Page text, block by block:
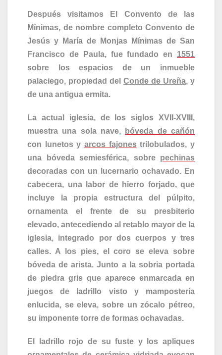
Después visitamos El Convento de las
Mínimas, de nombre completo Convento de
Jesús y María de Monjas Mínimas de San
Francisco de Paula, fue fundado en 1551
sobre los espacios de un inmueble
palaciego, propiedad del Conde de Ureña, y
de una antigua ermita.
La actual iglesia, de los siglos XVII-XVIII,
muestra una sola nave,
bóveda de cañón
con lunetos y arcos fajonestrilobulados, y
una bóveda semiesférica, sobre pechinas
decoradas con un lucernario ochavado. En
cabecera, una labor de hierro forjado, que
incluye la propia estructura del púlpito,
ornamenta el frente de su presbiterio
elevado, antecediendo al retablo mayor de la
iglesia, integrado por dos cuerpos y tres
calles. A los pies, el coro se eleva sobre
bóveda de arista. Junto a la sobria portada
de piedra gris que aparece enmarcada en
juegos de ladrillo visto y mampostería
enlucida, se eleva, sobre un zócalo pétreo,
su imponente torre de formas ochavadas.
El ladrillo rojo de su fuste y los apliques